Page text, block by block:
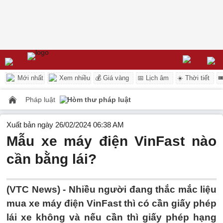
Mới nhất Xem nhiều 💰 Giá vàng 📅 Lịch âm ☀️ Thời tiết
Pháp luật Hòm thư pháp luật
Xuất bản ngày 26/02/2024 06:38 AM
Mẫu xe máy điện VinFast nào
cần bằng lái?
(VTC News) - Nhiều người đang thắc mắc liệu
mua xe máy điện VinFast thì có cần giấy phép
lái xe không và nếu cần thì giấy phép hạng